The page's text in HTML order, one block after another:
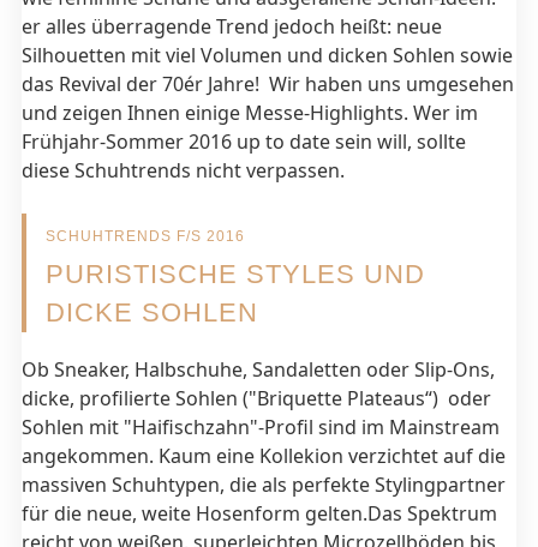
er alles überragende Trend jedoch heißt: neue
Silhouetten mit viel Volumen und dicken Sohlen sowie
das Revival der 70ér Jahre! Wir haben uns umgesehen
und zeigen Ihnen einige Messe-Highlights. Wer im
Frühjahr-Sommer 2016 up to date sein will, sollte
diese Schuhtrends nicht verpassen.
SCHUHTRENDS F/S 2016
PURISTISCHE STYLES UND
DICKE SOHLEN
Ob Sneaker, Halbschuhe, Sandaletten oder Slip-Ons,
dicke, profilierte Sohlen ("Briquette Plateaus“) oder
Sohlen mit "Haifischzahn"-Profil sind im Mainstream
angekommen. Kaum eine Kollekion verzichtet auf die
massiven Schuhtypen, die als perfekte Stylingpartner
für die neue, weite Hosenform gelten.Das Spektrum